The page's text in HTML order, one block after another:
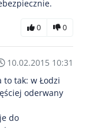
0 0
10.02.2015 10:31
to tak: w Łodzi
oderwany
do